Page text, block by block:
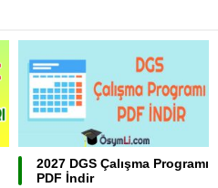
2027 DGS Çalışma Programı
PDF İndir